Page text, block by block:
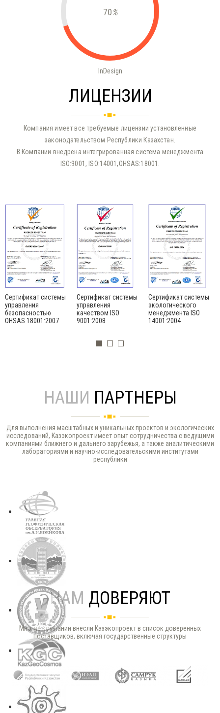
70%
InDesign
ЛИЦЕНЗИИ
Компания имеет все требуемые лицензии установленные
законодательством Республики Казахстан.
В Компании внедрена интегрированная система менеджмента
ISO:9001, ISO:14001,OHSAS:18001.
Сертификат системы
управления
безопасностью
OHSAS 18001:2007
Сертификат системы
управления
качеством ISO
9001:2008
Сертификат системы
экологического
менеджмента ISO
14001:2004
НАШИ ПАРТНЕРЫ
Для выполнения масштабных и уникальных проектов и экологических
исследований, Казэкопроект имеет опыт сотрудничества с ведущими
компаниями ближнего и дальнего зарубежья, а также аналитическими
лабораториями и научно-исследовательскими институтами
республики
НАМ ДОВЕРЯЮТ
Многие компании внесли Казэкопроект в список доверенных
поставщиков, включая государственные структуры